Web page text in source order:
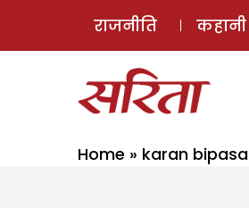
राजनीति कहानी
Home » karan bipasa